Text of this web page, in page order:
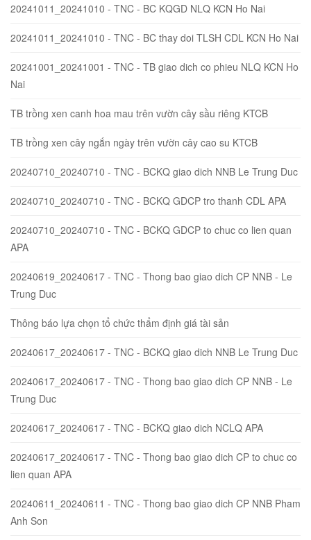
20241011_20241010 - TNC - BC KQGD NLQ KCN Ho Nai
20241011_20241010 - TNC - BC thay doi TLSH CDL KCN Ho Nai
20241001_20241001 - TNC - TB giao dich co phieu NLQ KCN Ho
Nai
TB trồng xen canh hoa mau trên vườn cây sầu riêng KTCB
TB trồng xen cây ngắn ngày trên vườn cây cao su KTCB
20240710_20240710 - TNC - BCKQ giao dich NNB Le Trung Duc
20240710_20240710 - TNC - BCKQ GDCP tro thanh CDL APA
20240710_20240710 - TNC - BCKQ GDCP to chuc co lien quan
APA
20240619_20240617 - TNC - Thong bao giao dich CP NNB - Le
Trung Duc
Thông báo lựa chọn tổ chức thẩm định giá tài sản
20240617_20240617 - TNC - BCKQ giao dich NNB Le Trung Duc
20240617_20240617 - TNC - Thong bao giao dich CP NNB - Le
Trung Duc
20240617_20240617 - TNC - BCKQ giao dich NCLQ APA
20240617_20240617 - TNC - Thong bao giao dich CP to chuc co
lien quan APA
20240611_20240611 - TNC - Thong bao giao dich CP NNB Pham
Anh Son